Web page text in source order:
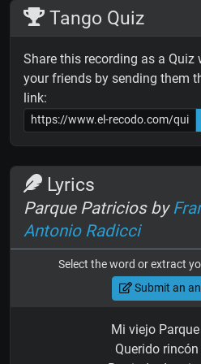
Tango Quiz
Share this recording as a Quiz
your friends by sending them
link:
Lyrics
Parque Patricios by
Antonio Radicci
Select the word or extract
Submit an
Mi viejo
Querido